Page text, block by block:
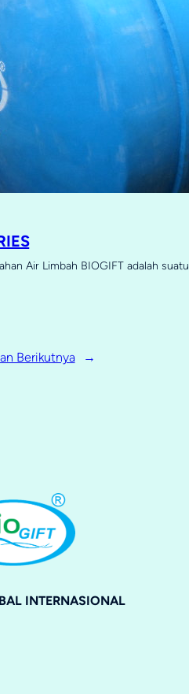
Air Limbah BIOGIFT adalah
Berikutnya →
INTERNASIONAL